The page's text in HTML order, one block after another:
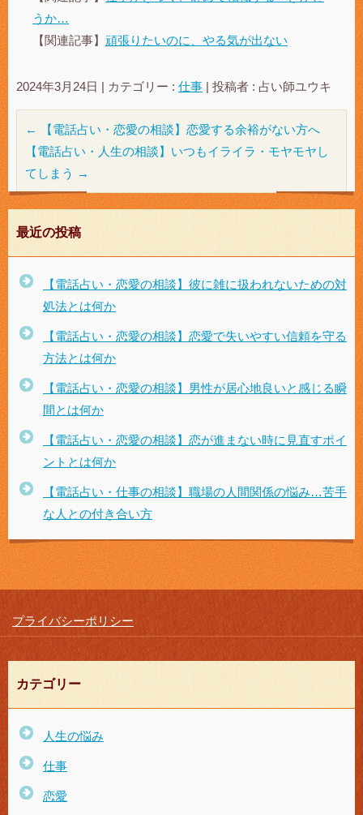
うか…
【関連記事】 頑張りたいのに、やる気が出ない
2024年3月24日 | カテゴリー : 仕事 | 投稿者 : 占い師ユウキ
←
【電話占い・恋愛の相談】恋愛する余裕がない方へ
【電話占い・人生の相談】いつもイライラ・モヤモヤし
てしまう
→
最近の投稿
【電話占い・恋愛の相談】彼に雑に扱われないための対
処法とは何か
【電話占い・恋愛の相談】恋愛で失いやすい信頼を守る
方法とは何か
【電話占い・恋愛の相談】男性が居心地良いと感じる瞬
間とは何か
【電話占い・恋愛の相談】恋が進まない時に見直すポイ
ントとは何か
【電話占い・仕事の相談】職場の人間関係の悩み…苦手
な人との付き合い方
プライバシーポリシー
カテゴリー
人生の悩み
仕事
恋愛